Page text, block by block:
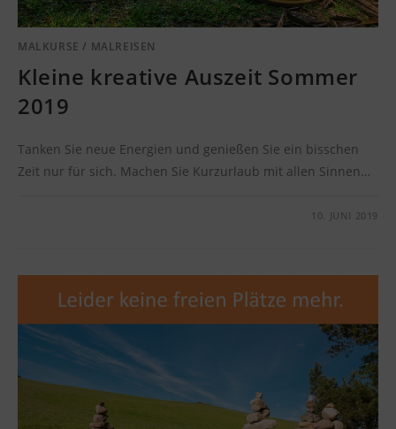
MALKURSE / MALREISEN
Kleine kreative Auszeit Sommer
2019
Tanken Sie neue Energien und genießen Sie ein bisschen
Zeit nur für sich. Machen Sie Kurzurlaub mit allen Sinnen…
10. JUNI 2019